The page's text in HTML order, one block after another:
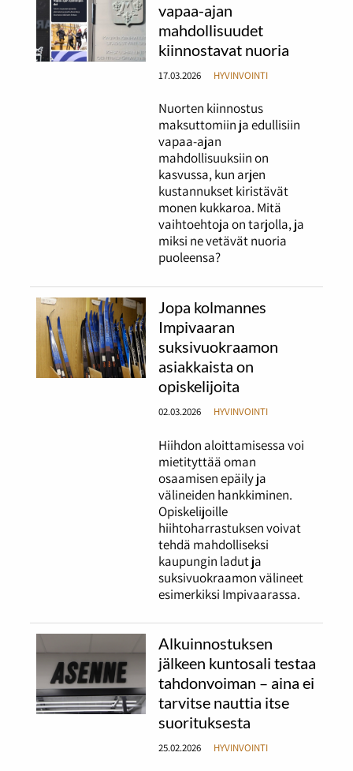
vapaa-ajan
mahdollisuudet
kiinnostavat nuoria
17.03.2026 HYVINVOINTI
Nuorten kiinnostus
maksuttomiin ja edullisiin
vapaa-ajan
mahdollisuuksiin on
kasvussa, kun arjen
kustannukset kiristävät
monen kukkaroa. Mitä
vaihtoehtoja on tarjolla, ja
miksi ne vetävät nuoria
puoleensa?
Jopa kolmannes
Impivaaran
suksivuokraamon
asiakkaista on
opiskelijoita
02.03.2026 HYVINVOINTI
Hiihdon aloittamisessa voi
mietityttää oman
osaamisen epäily ja
välineiden hankkiminen.
Opiskelijoille
hiihtoharrastuksen voivat
tehdä mahdolliseksi
kaupungin ladut ja
suksivuokraamon välineet
esimerkiksi Impivaarassa.
Alkuinnostuksen
jälkeen kuntosali testaa
tahdonvoiman – aina ei
tarvitse nauttia itse
suorituksesta
25.02.2026 HYVINVOINTI